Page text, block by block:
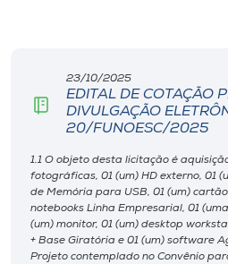
23/10/2025
EDITAL DE COTAÇÃO
DIVULGAÇÃO
20/FUNOESC/2025
1.1 O objeto desta licitação é
fotográficas, 01 (um) HD externo, 01
de Memória para USB, 01 (um)
notebooks Linha Empresarial, 01
(um) monitor, 01 (um) desktop
+ Base Giratória e 01 (um) software
Projeto contemplado no Convênio